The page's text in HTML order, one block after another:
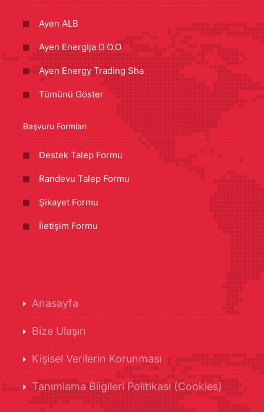
Ayen ALB
Ayen Energija D.O.O
Ayen Energy Trading Sha
Tümünü Göster
Başvuru Formları
Destek Talep Formu
Randevu Talep Formu
Şikayet Formu
İletişim Formu
Anasayfa
Bize Ulaşın
Kişisel Verilerin Korunması
Tanımlama Bilgileri Politikası (Cookies)